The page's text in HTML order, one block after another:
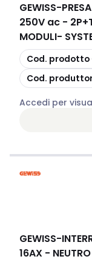
GEWISS-
250V ac -
MODULI-
copia
Cod. prodotto
copia
Cod.
Accedi per
GEWISS-
16AX -